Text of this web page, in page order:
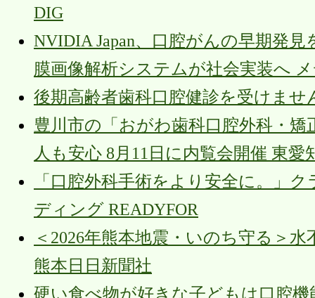
DIG
NVIDIA Japan、口腔がんの早期発
膜画像解析システムが社会実装へ
後期高齢者歯科口腔健診を受けませ
豊川市の「おがわ歯科口腔外科・
人も安心 8月11日に内覧会開催 東愛
「口腔外科手術をより安全に。」
ディング READYFOR
＜2026年熊本地震・いのち守る＞
熊本日日新聞社
硬い食べ物が好きな子どもは口腔